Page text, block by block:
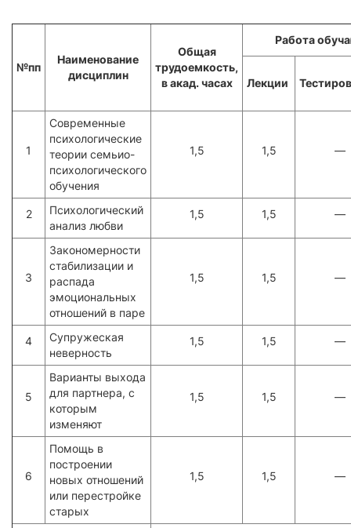
№пп
Наименование
дисциплин
Общая
трудоемкость,
в акад. часах
Работа
Лекции
1
Современные
психологические
теории семьио-
психологического
обучения
1,5 1,5 —
2
Психологический
анализ любви
1,5 1,5 —
3
Закономерности
стабилизации и
распада
эмоциональных
отношений в паре
1,5 1,5 —
4
Супружеская
неверность
1,5 1,5 —
5
Варианты выхода
для партнера, с
которым
изменяют
1,5 1,5 —
6
Помощь в
построении
новых отношений
или перестройке
старых
1,5 1,5 —